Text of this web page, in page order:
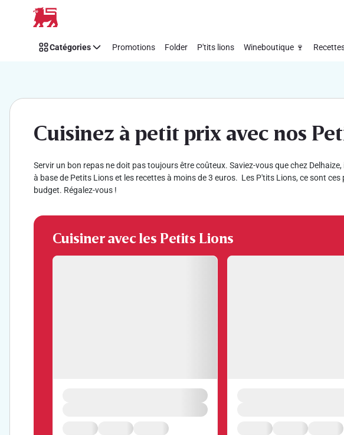
Passer
Catégories Promotions Folder P'tits lions Wineboutique 🍷
Cuisinez à petit prix avec nos
Servir un bon repas ne doit pas toujours être coûteux. Saviez-vous que chez
à base de Petits Lions et les recettes à moins de 3 euros. Les P'tits Lions, ce sont
budget. Régalez-vous !
Cuisiner avec les Petits Lions